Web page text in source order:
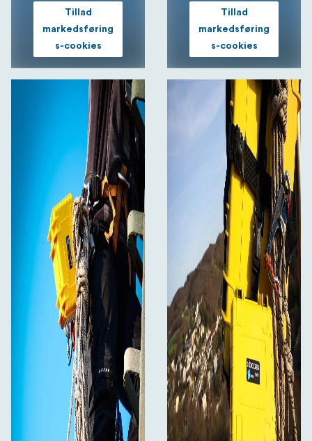
Tillad
markedsføring
s-cookies
Tillad
markedsføring
s-cookies